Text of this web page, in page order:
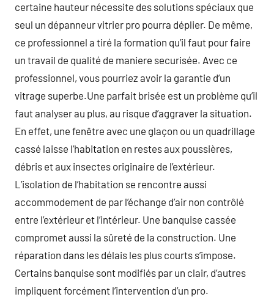
certaine hauteur nécessite des solutions spéciaux que
seul un dépanneur vitrier pro pourra déplier. De même,
ce professionnel a tiré la formation qu’il faut pour faire
un travail de qualité de maniere securisée. Avec ce
professionnel, vous pourriez avoir la garantie d’un
vitrage superbe.Une parfait brisée est un problème qu’il
faut analyser au plus, au risque d’aggraver la situation.
En effet, une fenêtre avec une glaçon ou un quadrillage
cassé laisse l’habitation en restes aux poussières,
débris et aux insectes originaire de l’extérieur.
L’isolation de l’habitation se rencontre aussi
accommodement de par l’échange d’air non contrôlé
entre l’extérieur et l’intérieur. Une banquise cassée
compromet aussi la sûreté de la construction. Une
réparation dans les délais les plus courts s’impose.
Certains banquise sont modifiés par un clair, d’autres
impliquent forcément l’intervention d’un pro.